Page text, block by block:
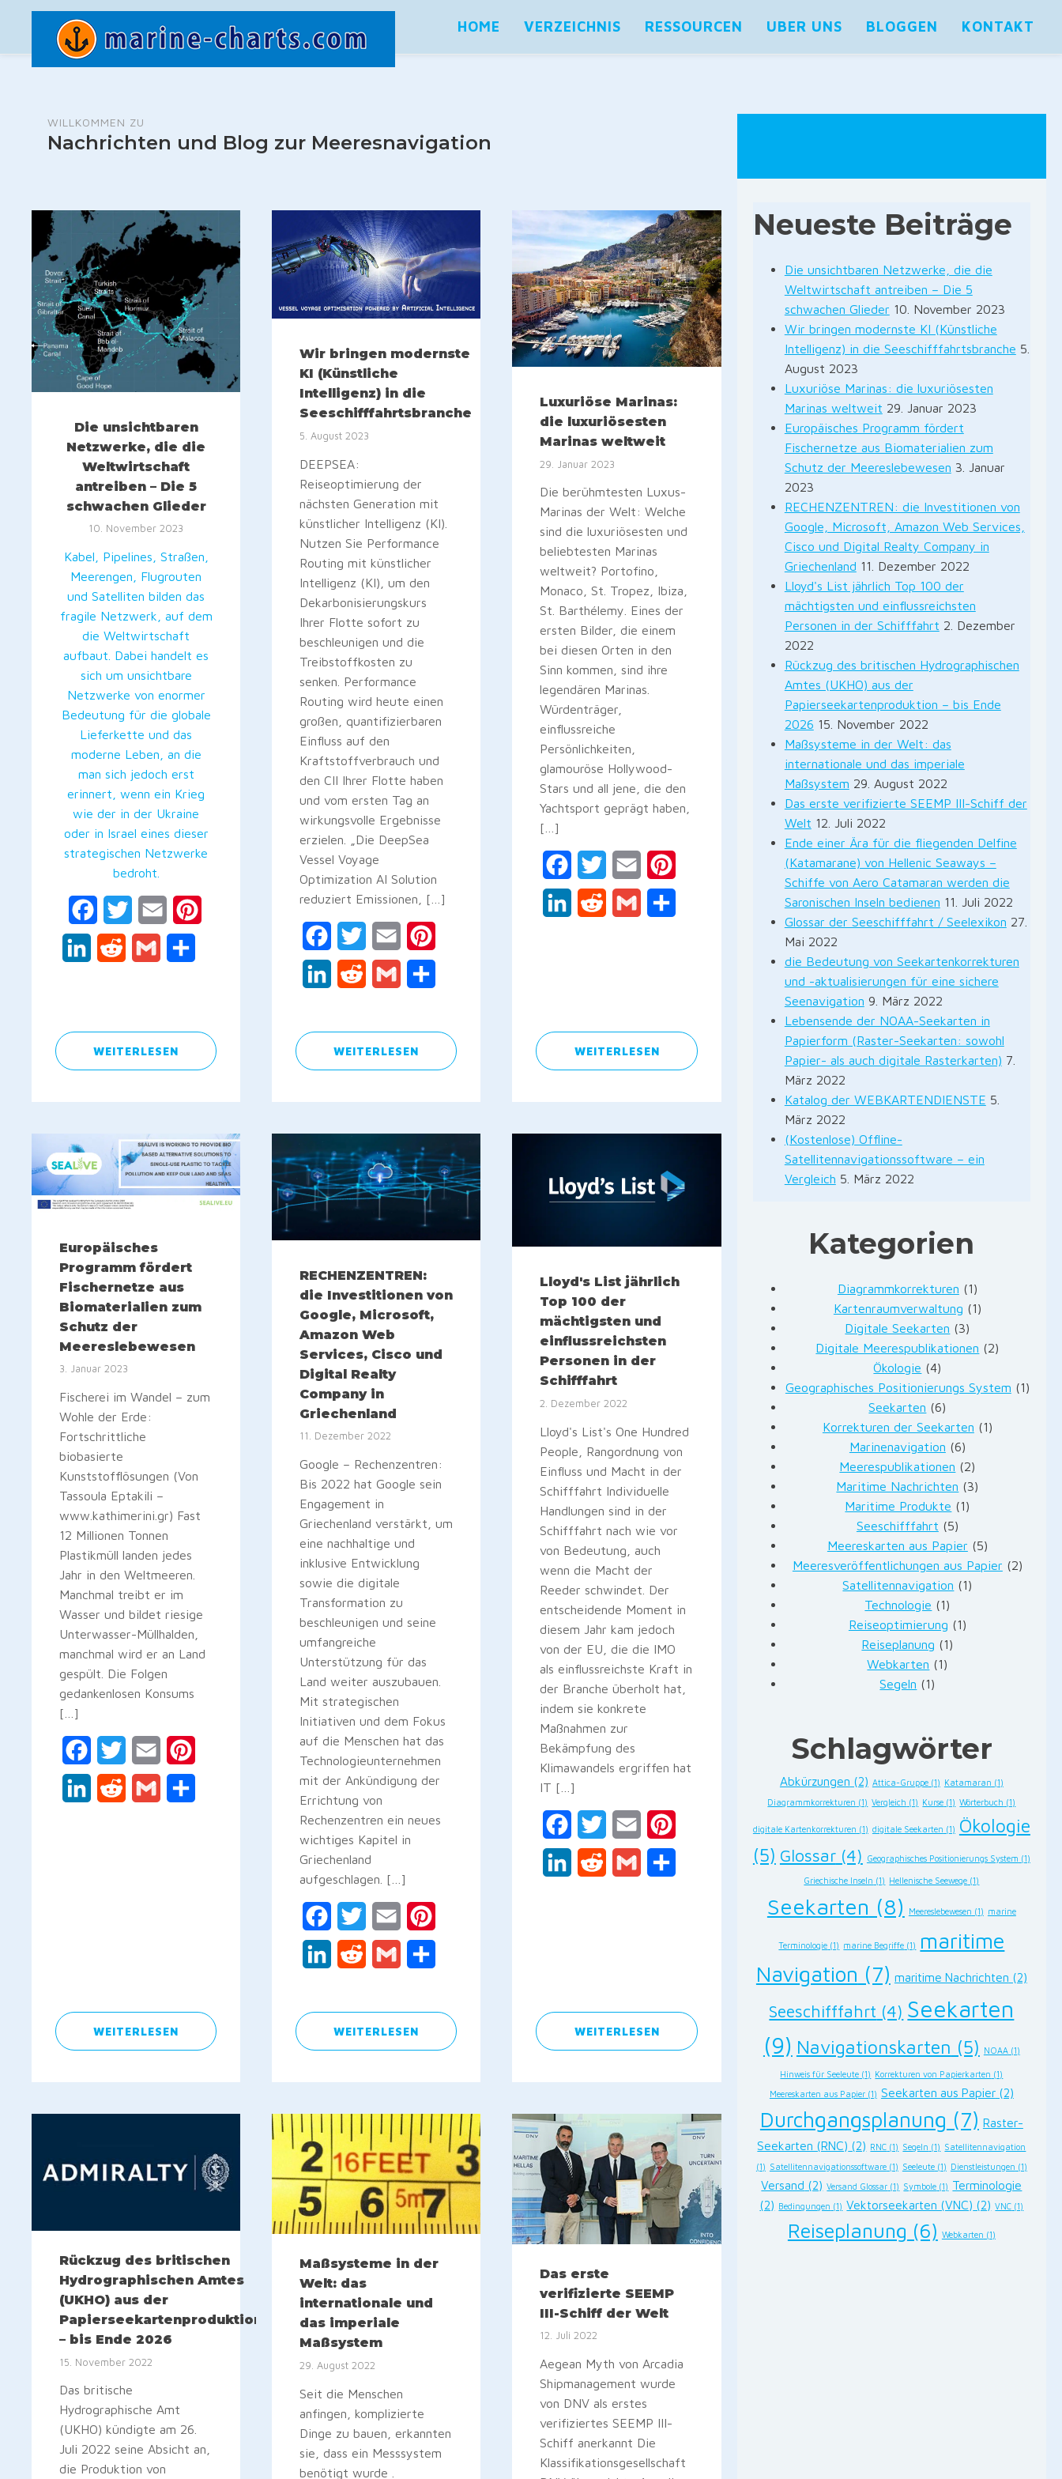
HOME VERZEICHNIS RESSOURCEN UBER UNS BLOGGEN KONTAKT
WILLKOMMEN ZU
Nachrichten und Blog zur Meeresnavigation
Die unsichtbaren
Netzwerke, die die
Weltwirtschaft
antreiben – Die 5
schwachen Glieder
10. November 2023
Kabel, Pipelines, Straßen,
Meerengen, Flugrouten
und Satelliten bilden das
fragile Netzwerk, auf dem
die Weltwirtschaft
aufbaut. Dabei handelt es
sich um unsichtbare
Netzwerke von enormer
Bedeutung für die globale
Lieferkette und das
moderne Leben, an die
man sich jedoch erst
erinnert, wenn ein Krieg
wie der in der Ukraine
oder in Israel eines dieser
strategischen Netzwerke
bedroht.
FacebookTwitter Email
LinkedIn Reddit Gmail
WEITERLESEN
Wir bringen modernste
KI (Künstliche
Intelligenz) in die
Seeschifffahrtsbranche
5. August 2023
DEEPSEA:
Reiseoptimierung der
nächsten Generation mit
künstlicher Intelligenz (KI).
Nutzen Sie Performance
Routing mit künstlicher
Intelligenz (KI), um den
Dekarbonisierungskurs
Ihrer Flotte sofort zu
beschleunigen und die
Treibstoffkosten zu
senken. Performance
Routing wird heute einen
großen, quantifizierbaren
Einfluss auf den
Kraftstoffverbrauch und
den CII Ihrer Flotte haben
und vom ersten Tag an
wirkungsvolle Ergebnisse
erzielen. „Die DeepSea
Vessel Voyage
Optimization AI Solution
reduziert Emissionen, […]
FacebookTwitterEmail
LinkedInReddit Gmail
WEITERLESEN
Luxuriöse Marinas:
die luxuriösesten
Marinas weltweit
29. Januar 2023
Die berühmtesten Luxus-
Marinas der Welt: Welche
sind die luxuriösesten und
beliebtesten Marinas
weltweit? Portofino,
Monaco, St. Tropez, Ibiza,
St. Barthélemy. Eines der
ersten Bilder, die einem
bei diesen Orten in den
Sinn kommen, sind ihre
legendären Marinas.
Würdenträger,
einflussreiche
Persönlichkeiten,
glamouröse Hollywood-
Stars und all jene, die den
Yachtsport geprägt haben,
[…]
FacebookTwitterEmail
LinkedInReddit Gmail
WEITERLESEN
Europäisches
Programm fördert
Fischernetze aus
Biomaterialien zum
Schutz der
Meereslebewesen
3. Januar 2023
Fischerei im Wandel – zum
Wohle der Erde:
Fortschrittliche
biobasierte
Kunststofflösungen (Von
Tassoula Eptakili –
www.kathimerini.gr) Fast
12 Millionen Tonnen
Plastikmüll landen jedes
Jahr in den Weltmeeren.
Manchmal treibt er im
Wasser und bildet riesige
Unterwasser-Müllhalden,
manchmal wird er an Land
gespült. Die Folgen
gedankenlosen Konsums
[…]
FacebookTwitter Email
LinkedIn Reddit Gmail
WEITERLESEN
RECHENZENTREN:
die Investitionen von
Google, Microsoft,
Amazon Web
Services, Cisco und
Digital Realty
Company in
Griechenland
11. Dezember 2022
Google – Rechenzentren:
Bis 2022 hat Google sein
Engagement in
Griechenland verstärkt, um
eine nachhaltige und
inklusive Entwicklung
sowie die digitale
Transformation zu
beschleunigen und seine
umfangreiche
Unterstützung für das
Land weiter auszubauen.
Mit strategischen
Initiativen und dem Fokus
auf die Menschen hat das
Technologieunternehmen
mit der Ankündigung der
Errichtung von
Rechenzentren ein neues
wichtiges Kapitel in
Griechenland
aufgeschlagen. […]
FacebookTwitterEmail
LinkedInReddit Gmail
WEITERLESEN
Lloyd's List jährlich
Top 100 der
mächtigsten und
einflussreichsten
Personen in der
Schifffahrt
2. Dezember 2022
Lloyd's List's One Hundred
People, Rangordnung von
Einfluss und Macht in der
Schifffahrt Individuelle
Handlungen sind in der
Schifffahrt nach wie vor
von Bedeutung, auch
wenn die Macht der
Reeder schwindet. Der
entscheidende Moment in
diesem Jahr kam jedoch
von der EU, die die IMO
als einflussreichste Kraft in
der Branche überholt hat,
indem sie konkrete
Maßnahmen zur
Bekämpfung des
Klimawandels ergriffen hat
IT […]
FacebookTwitterEmail
LinkedInReddit Gmail
WEITERLESEN
Rückzug des britischen
Hydrographischen Amtes
(UKHO) aus der
Papierseekartenproduktion
– bis Ende 2026
15. November 2022
Das britische
Hydrographische Amt
(UKHO) kündigte am 26.
Juli 2022 seine Absicht an,
die Produktion von
Maßsysteme in der
Welt: das
internationale und
das imperiale
Maßsystem
29. August 2022
Seit die Menschen
anfingen, komplizierte
Dinge zu bauen, erkannten
sie, dass ein Messsystem
benötigt wurde .
Das erste
verifizierte SEEMP
III-Schiff der Welt
12. Juli 2022
Aegean Myth von Arcadia
Shipmanagement wurde
von DNV als erstes
verifiziertes SEEMP III-
Schiff anerkannt Die
Klassifikationsgesellschaft
Neueste Beiträge
Die unsichtbaren Netzwerke, die die
Weltwirtschaft antreiben – Die 5
schwachen Glieder 10. November 2023
Wir bringen modernste KI (Künstliche
Intelligenz) in die Seeschifffahrtsbranche 5.
August 2023
Luxuriöse Marinas: die luxuriösesten
Marinas weltweit 29. Januar 2023
Europäisches Programm fördert
Fischernetze aus Biomaterialien zum
Schutz der Meereslebewesen 3. Januar
2023
RECHENZENTREN: die Investitionen von
Google, Microsoft, Amazon Web Services,
Cisco und Digital Realty Company in
Griechenland 11. Dezember 2022
Lloyd's List jährlich Top 100 der
mächtigsten und einflussreichsten
Personen in der Schifffahrt 2. Dezember
2022
Rückzug des britischen Hydrographischen
Amtes (UKHO) aus der
Papierseekartenproduktion – bis Ende
2026 15. November 2022
Maßsysteme in der Welt: das
internationale und das imperiale
Maßsystem 29. August 2022
Das erste verifizierte SEEMP III-Schiff der
Welt 12. Juli 2022
Ende einer Ära für die fliegenden Delfine
(Katamarane) von Hellenic Seaways –
Schiffe von Aero Catamaran werden die
Saronischen Inseln bedienen 11. Juli 2022
Glossar der Seeschifffahrt / Seelexikon 27.
Mai 2022
die Bedeutung von Seekartenkorrekturen
und -aktualisierungen für eine sichere
Seenavigation 9. März 2022
Lebensende der NOAA-Seekarten in
Papierform (Raster-Seekarten: sowohl
Papier- als auch digitale Rasterkarten) 7.
März 2022
Katalog der WEBKARTENDIENSTE 5.
März 2022
(Kostenlose) Offline-
Satellitennavigationssoftware – ein
Vergleich 5. März 2022
Kategorien
Diagrammkorrekturen (1)
Kartenraumverwaltung (1)
Digitale Seekarten (3)
Digitale Meerespublikationen (2)
Ökologie (4)
Geographisches Positionierungs System (1)
Seekarten (6)
Korrekturen der Seekarten (1)
Marinenavigation (6)
Meerespublikationen (2)
Maritime Nachrichten (3)
Maritime Produkte (1)
Seeschifffahrt (5)
Meereskarten aus Papier (5)
Meeresveröffentlichungen aus Papier (2)
Satellitennavigation (1)
Technologie (1)
Reiseoptimierung (1)
Reiseplanung (1)
Webkarten (1)
Segeln (1)
Schlagwörter
Abkürzungen (2) Attica-Gruppe(1) Katamaran (1)
Diagrammkorrekturen (1) Vergleich (1) Kurse (1) Wörterbuch (1)
digitale Kartenkorrekturen (1) digitale Seekarten (1) Ökologie
(5) Glossar(4) Geographisches Positionierungs System (1)
Griechische Inseln (1) Hellenische Seewege (1)
Seekarten (8) Meereslebewesen (1) marine
Terminologie (1) marine Begriffe (1)
maritime
Navigation (7) maritime Nachrichten (2)
Seeschifffahrt (4) Seekarten
(9) Navigationskarten (5) NOAA(1)
Hinweis für Seeleute (1) Korrekturen von Papierkarten (1)
Meereskarten aus Papier(1) Seekarten aus Papier(2)
Durchgangsplanung (7) Raster-
Seekarten (RNC) (2) RNC (1) Segeln (1) Satellitennavigation
(1) Satellitennavigationssoftware(1) Seeleute(1) Dienstleistungen (1)
Versand (2) Versand Glossar (1) Symbole (1) Terminologie
(2) Bedingungen (1) Vektorseekarten (VNC) (2) VNC (1)
Reiseplanung (6) Webkarten (1)